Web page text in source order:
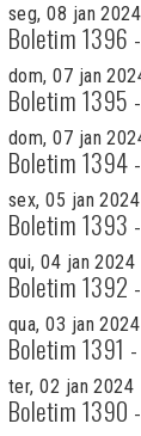
seg, 08 jan 2024
Boletim 1396
dom, 07 jan
Boletim 1395
dom, 07 jan
Boletim 1394
sex, 05 jan 2024
Boletim 1393
qui, 04 jan 2024
Boletim 1392
qua, 03 jan 2024
Boletim 1391
ter, 02 jan 2024
Boletim 1390